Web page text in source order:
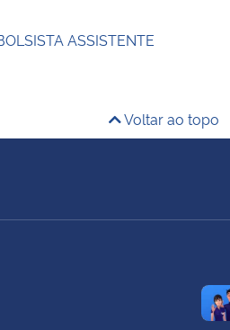
ASSISTENTE
Voltar ao topo